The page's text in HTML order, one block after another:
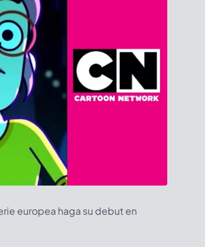
europea haga su debut en